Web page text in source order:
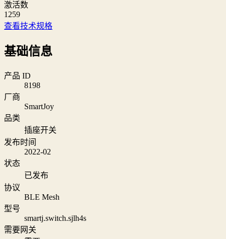
激活数
1259
查看技术规格
基础信息
产品 ID
8198
厂商
SmartJoy
品类
插座开关
发布时间
2022-02
状态
已发布
协议
BLE Mesh
型号
smartj.switch.sjlh4s
需要网关